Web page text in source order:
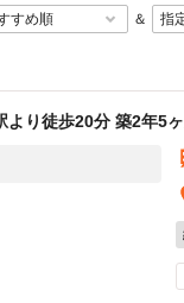
＆
より徒歩20分 築2年5